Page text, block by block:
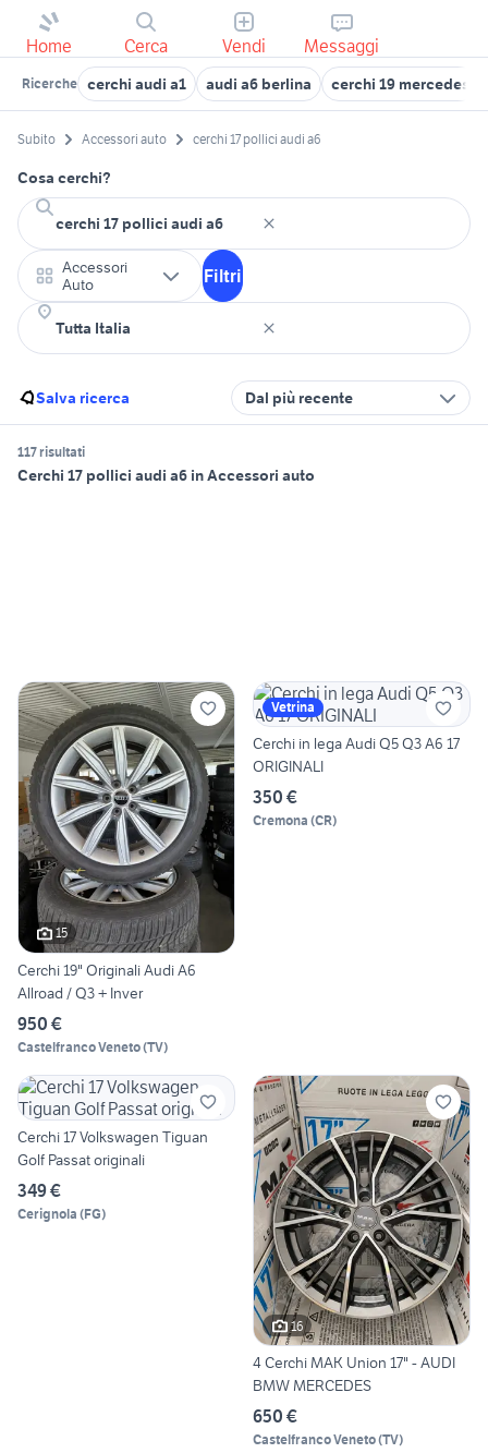
Home Cerca Vendi Messaggi
Ricerche cerchi audi a1 audi a6 berlina cerchi 19 mercedes
Subito Accessori auto cerchi 17 pollici audi a6
Cosa cerchi?
Accessori
Auto
Filtri
Salva ricerca Dal più recente
117 risultati
Cerchi 17 pollici audi a6 in Accessori auto
15
Cerchi 19" Originali Audi A6
Allroad / Q3 + Inver
950 €
Castelfranco Veneto(TV)
Vetrina
Cerchi in lega Audi Q5 Q3 A6 17
ORIGINALI
350 €
Cremona (CR)
Cerchi 17 Volkswagen Tiguan
Golf Passat originali
349 €
Cerignola (FG)
16
4 Cerchi MAK Union 17" - AUDI
BMW MERCEDES
650 €
Castelfranco Veneto(TV)